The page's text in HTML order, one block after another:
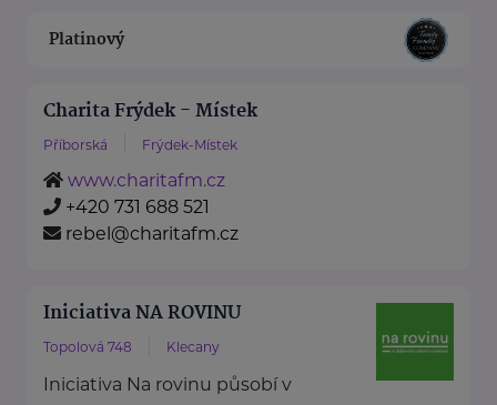
Platinový
Charita Frýdek - Místek
Příborská Frýdek-Místek
www.charitafm.cz
+420 731 688 521
rebel@charitafm.cz
Iniciativa NA ROVINU
Topolová 748 Klecany
Iniciativa Na rovinu působí v